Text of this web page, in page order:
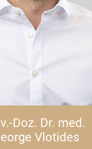
Doz. Dr. med.
Vlotides